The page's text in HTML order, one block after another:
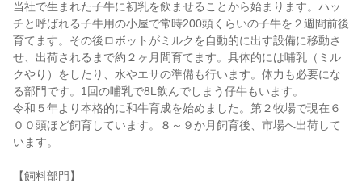
当社で生まれた子牛に初乳を飲ませることから始まります。ハッ
チと呼ばれる子牛用の小屋で常時200頭くらいの子牛を２週間前後
育てます。その後ロボットがミルクを自動的に出す設備に移動さ
せ、出荷されるまで約２ヶ月間育てます。具体的には哺乳（ミル
クやり）をしたり、水やエサの準備も行います。体力も必要にな
る部門です。1回の哺乳で8L飲んでしまう仔牛もいます。
令和５年より本格的に和牛育成を始めました。第２牧場で現在６
００頭ほど飼育しています。８～９か月飼育後、市場へ出荷して
います。
【飼料部門】